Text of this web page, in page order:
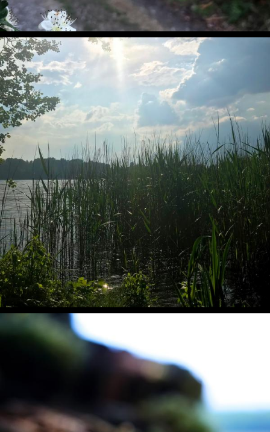
Blütenzauber in Müggelheim
Handyfotos, Natur, Pflanzen
Sonne-Wolken-Mix kurz nach dem Regen
Handyfotos, Natur, Sommer, Sonne